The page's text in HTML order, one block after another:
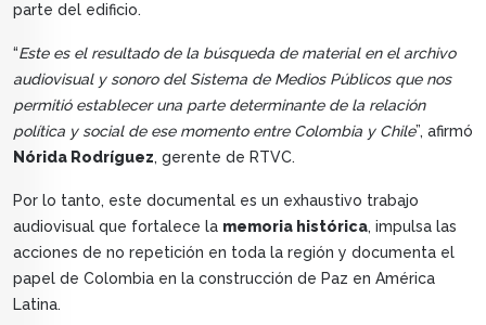
parte del edificio.
“Este es el resultado de la búsqueda de material en el archivo
audiovisual y sonoro del Sistema de Medios Públicos que nos
permitió establecer una parte determinante de la relación
política y social de ese momento entre Colombia y Chile”, afirmó
Nórida Rodríguez, gerente de RTVC.
Por lo tanto, este documental es un exhaustivo trabajo
audiovisual que fortalece la memoria histórica, impulsa las
acciones de no repetición en toda la región y documenta el
papel de Colombia en la construcción de Paz en América
Latina.